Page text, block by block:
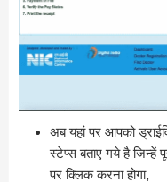
अब यहां पर आपको
स्टेप्स बताए गये है
पर क्लिक करना होगा,